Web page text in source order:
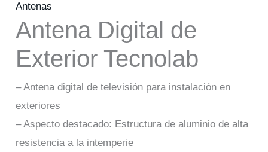
Antenas
Antena Digital de
Exterior Tecnolab
– Antena digital de televisión para instalación en
exteriores
– Aspecto destacado: Estructura de aluminio de alta
resistencia a la intemperie